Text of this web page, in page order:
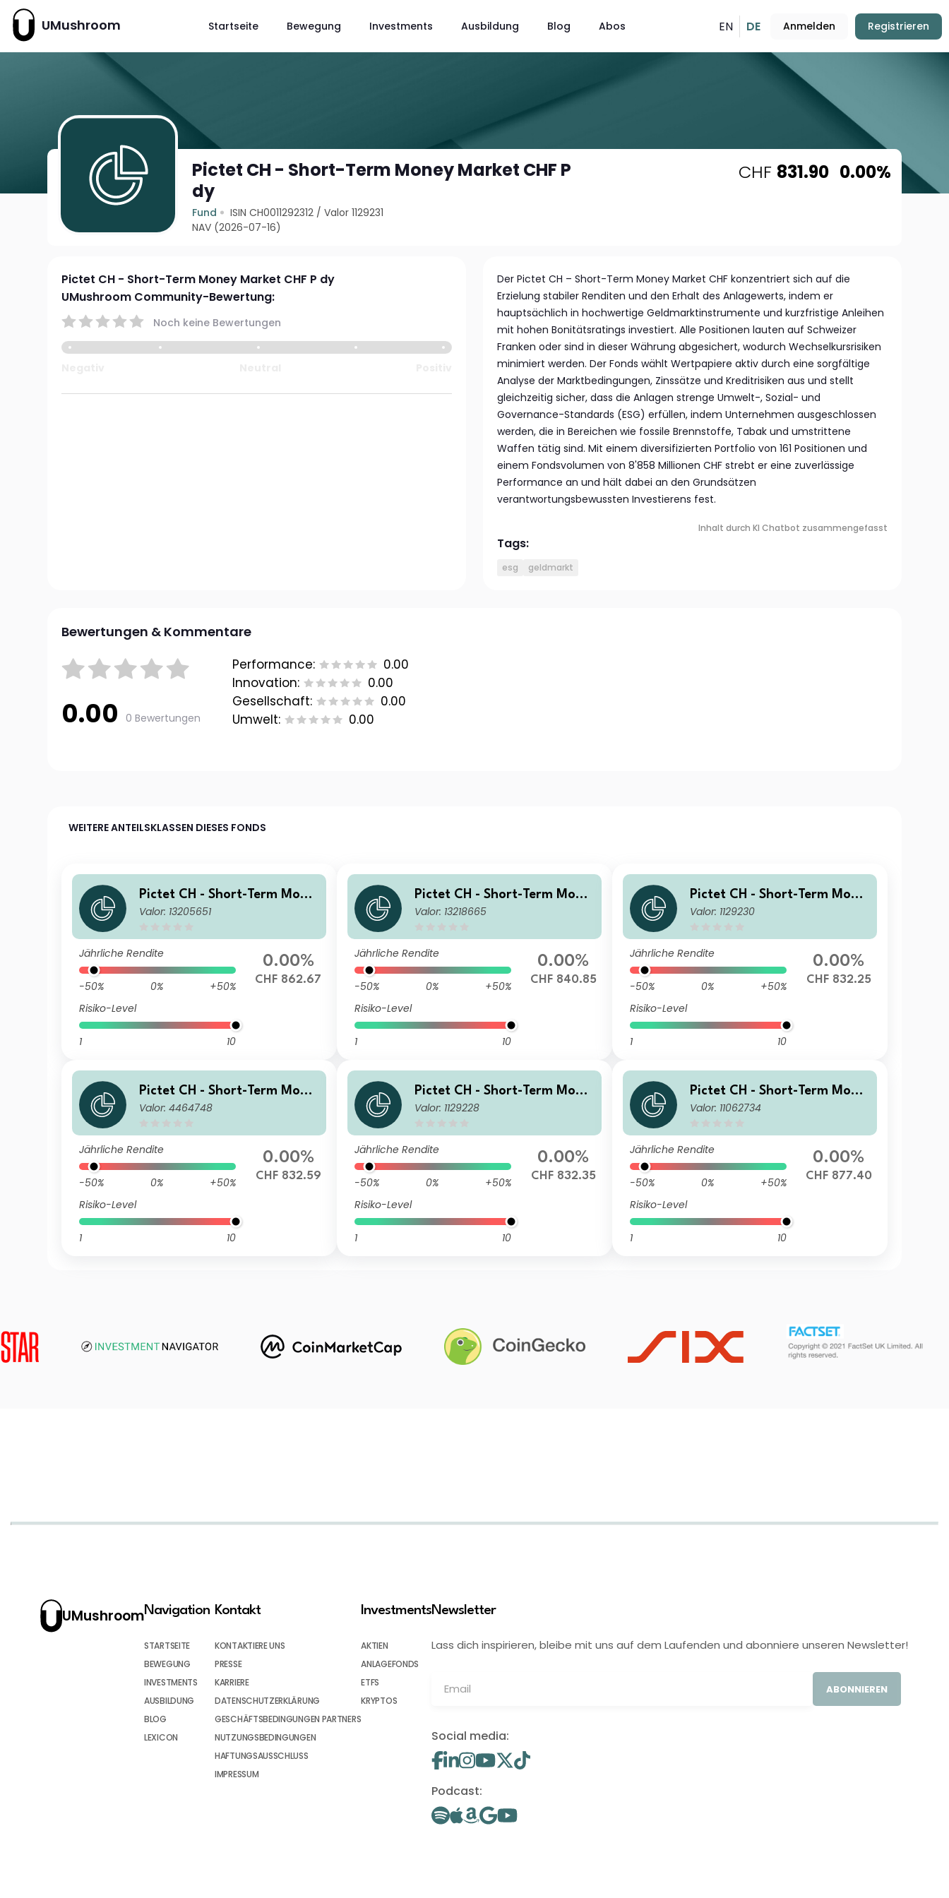
UMushroom Startseite Bewegung Investments Ausbildung Blog Abos EN DE Anmelden Registrieren
Pictet CH - Short-Term Money Market CHF P
dy
Fund ISIN CH0011292312 /Valor 1129231
NAV (2026-07-16)
CHF 831.90 0.00%
Pictet CH - Short-Term Money Market CHF P dy
UMushroom Community-Bewertung:
Noch keine Bewertungen
Der Pictet CH – Short-Term Money Market CHF konzentriert sich auf die
Erzielung stabiler Renditen und den Erhalt des Anlagewerts, indem er
hauptsächlich in hochwertige Geldmarktinstrumente und kurzfristige Anleihen
mit hohen Bonitätsratings investiert. Alle Positionen lauten auf Schweizer
Franken oder sind in dieser Währung abgesichert, wodurch Wechselkursrisiken
minimiert werden. Der Fonds wählt Wertpapiere aktiv durch eine sorgfältige
Analyse der Marktbedingungen, Zinssätze und Kreditrisiken aus und stellt
gleichzeitig sicher, dass die Anlagen strenge Umwelt-, Sozial- und
Governance-Standards (ESG) erfüllen, indem Unternehmen ausgeschlossen
werden, die in Bereichen wie fossile Brennstoffe, Tabak und umstrittene
Waffen tätig sind. Mit einem diversifizierten Portfolio von 161 Positionen und
einem Fondsvolumen von 8'858 Millionen CHF strebt er eine zuverlässige
Performance an und hält dabei an den Grundsätzen
verantwortungsbewussten Investierens fest.
Inhalt durch KI Chatbot zusammengefasst
Tags:
esg geldmarkt
Bewertungen & Kommentare
0.00 0 Bewertungen
Performance:
0.00
Innovation:
0.00
Gesellschaft:
0.00
Umwelt:
0.00
WEITERE ANTEILSKLASSEN DIESES FONDS
Pictet CH - Short-Term Mone
y Market CHF I
Valor: 13205651
Jährliche Rendite
-50% 0%
+50%
Risiko-Level
1 10
0.00%
CHF 862.67
Pictet CH - Short-Term Mone
y Market CHF D2 dy
Valor: 13218665
Jährliche Rendite
-50% 0%
+50%
Risiko-Level
1 10
0.00%
CHF 840.85
Pictet CH - Short-Term Mone
y Market CHF I dy
Valor: 1129230
Jährliche Rendite
-50% 0%
+50%
Risiko-Level
1 10
0.00%
CHF 832.25
Pictet CH - Short-Term Mone
y Market CHF Z dy
Valor: 4464748
Jährliche Rendite
-50% 0%
+50%
Risiko-Level
1 10
0.00%
CHF 832.59
Pictet CH - Short-Term Mone
y Market CHF J dy
Valor: 1129228
Jährliche Rendite
-50% 0%
+50%
Risiko-Level
1 10
0.00%
CHF 832.35
Pictet CH - Short-Term Mone
y Market CHF Z
Valor: 11062734
Jährliche Rendite
-50% 0%
+50%
Risiko-Level
1 10
0.00%
CHF 877.40
UMushroomNavigation
STARTSEITE
BEWEGUNG
INVESTMENTS
AUSBILDUNG
BLOG
LEXICON
Kontakt
KONTAKTIERE UNS
PRESSE
KARRIERE
DATENSCHUTZERKLÄRUNG
GESCHÄFTSBEDINGUNGEN PARTNERS
NUTZUNGSBEDINGUNGEN
HAFTUNGSAUSSCHLUSS
IMPRESSUM
Investments
AKTIEN
ANLAGEFONDS
ETFS
KRYPTOS
Newsletter
Lass dich inspirieren, bleibe mit uns auf dem Laufenden und abonniere unseren Newsletter!
ABONNIEREN
Social media:
Podcast: